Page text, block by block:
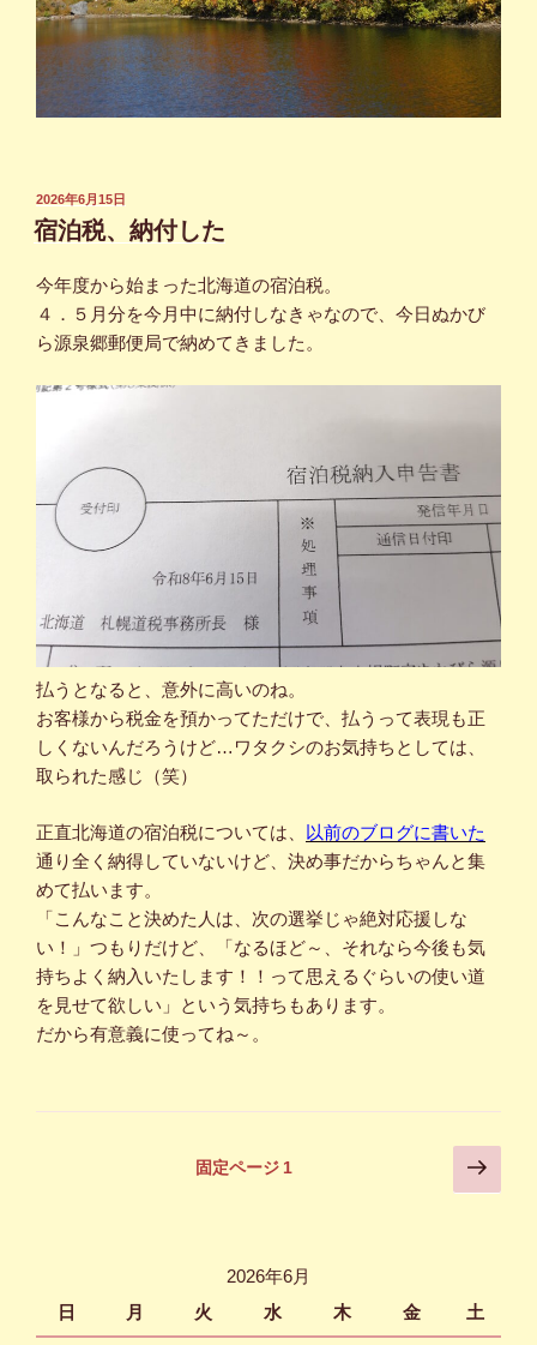
投
稿
日:
2026年6月15日
宿泊税、納付した
今年度から始まった北海道の宿泊税。
４．５月分を今月中に納付しなきゃなので、今日ぬかび
ら源泉郷郵便局で納めてきました。
払うとなると、意外に高いのね。
お客様から税金を預かってただけで、払うって表現も正
しくないんだろうけど…ワタクシのお気持ちとしては、
取られた感じ（笑）
正直北海道の宿泊税については、
以前のブログに書いた
通り全く納得していないけど、決め事だからちゃんと集
めて払います。
「こんなこと決めた人は、次の選挙じゃ絶対応援しな
い！」つもりだけど、「なるほど～、それなら今後も気
持ちよく納入いたします！！って思えるぐらいの使い道
を見せて欲しい」という気持ちもあります。
だから有意義に使ってね～。
ジ
固定ページ 1
次
の
2026年6月
日
月 火 水 木 金 土